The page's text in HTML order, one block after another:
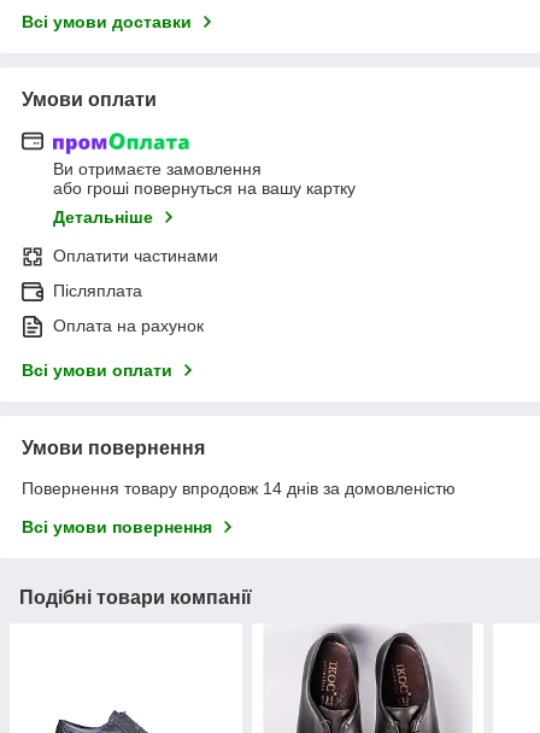
Всі умови доставки
Умови оплати
Ви отримаєте замовлення
або гроші повернуться на вашу картку
Детальніше
Оплатити частинами
Післяплата
Оплата на рахунок
Всі умови оплати
Умови повернення
Повернення товару впродовж 14 днів за домовленістю
Всі умови повернення
Подібні товари компанії